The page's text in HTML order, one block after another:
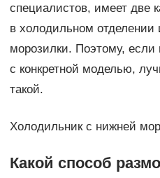
специалистов, имеет две
в холодильном
морозилки. Поэтому,
с конкретной моделью,
такой.
Холодильник с нижней
Какой способ